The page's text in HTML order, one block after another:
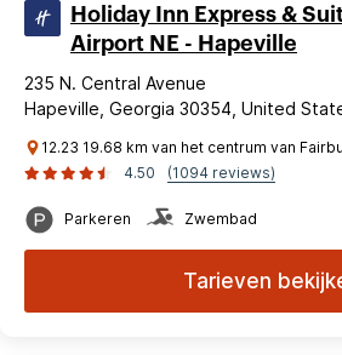
Holiday Inn Express &
Airport NE - Hapeville
235 N. Central Avenue
Hapeville, Georgia 30354, United
12.23 19.68 km van het centrum van
4.50
(1094 reviews)
Parkeren Zwembad
Tarieven